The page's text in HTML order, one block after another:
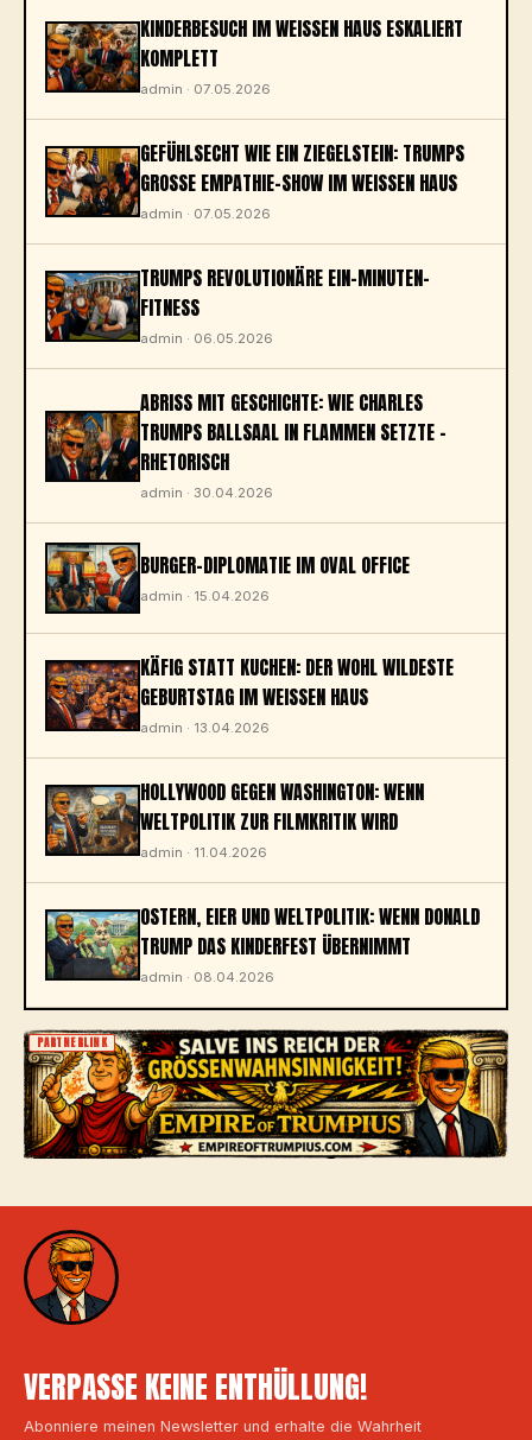
KINDERBESUCH IM WEISSEN HAUS ESKALIERT K
OMPLETT
admin · 07.05.2026
GEFÜHLSECHT WIE EIN ZIEGELSTEIN: TRUMPS
GROSSE EMPATHIE-SHOW IM WEISSEN HAUS
admin · 07.05.2026
TRUMPS REVOLUTIONÄRE EIN-MINUTEN-
FITNESS
admin · 06.05.2026
ABRISS MIT GESCHICHTE: WIE CHARLES
TRUMPS BALLSAAL IN FLAMMEN SETZTE –
RHETORISCH
admin · 30.04.2026
BURGER-DIPLOMATIE IM OVAL OFFICE
admin · 15.04.2026
KÄFIG STATT KUCHEN: DER WOHL WILDESTE
GEBURTSTAG IM WEISSEN HAUS
admin · 13.04.2026
HOLLYWOOD GEGEN WASHINGTON: WENN
WELTPOLITIK ZUR FILMKRITIK WIRD
admin · 11.04.2026
OSTERN, EIER UND WELTPOLITIK: WENN DONALD
TRUMP DAS KINDERFEST ÜBERNIMMT
admin · 08.04.2026
PARTNERLINK
VERPASSE KEINE ENTHÜLLUNG!
Abonniere meinen Newsletter und erhalte die Wahrheit